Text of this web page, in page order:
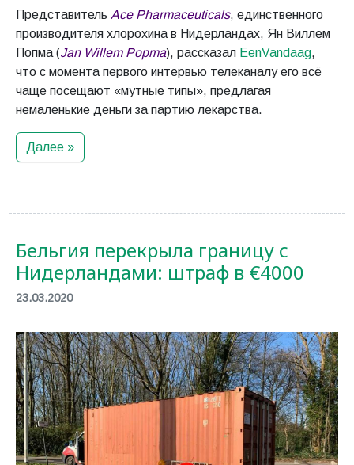
Представитель Ace Pharmaceuticals, единственного
производителя хлорохина в Нидерландах, Ян Виллем
Попма (Jan Willem Popma), рассказал EenVandaag,
что с момента первого интервью телеканалу его всё
чаще посещают «мутные типы», предлагая
немаленькие деньги за партию лекарства.
Далее »
Бельгия перекрыла границу с
Нидерландами: штраф в €4000
23.03.2020